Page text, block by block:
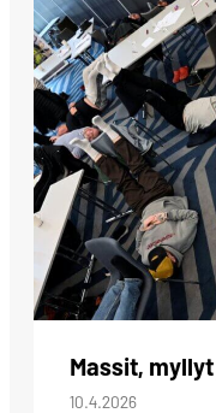
Massit,
10.4.2026